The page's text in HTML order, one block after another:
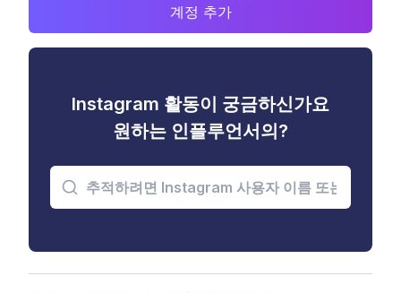
계정 추가
Instagram 활동이 궁금하신가요
원하는 인플루언서의?